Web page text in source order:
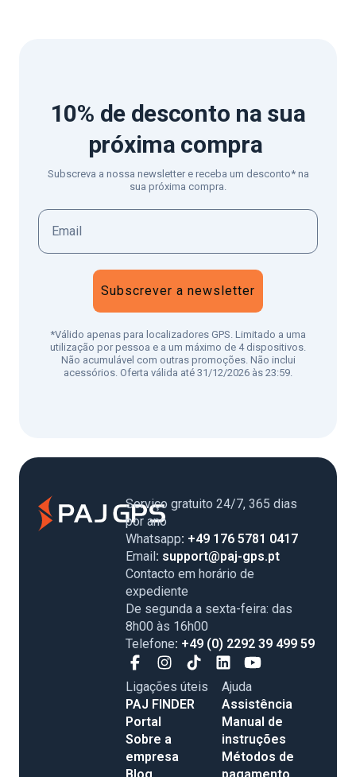
10% de desconto na sua
próxima compra
Subscreva a nossa newsletter e receba um desconto* na
sua próxima compra.
Subscrever a newsletter
*Válido apenas para localizadores GPS. Limitado a uma
utilização por pessoa e a um máximo de 4 dispositivos.
Não acumulável com outras promoções. Não inclui
acessórios. Oferta válida até 31/12/2026 às 23:59.
Serviço gratuito 24/7, 365 dias
por ano
Whatsapp: +49 176 5781 0417
Email: support@paj-gps.pt
Contacto em horário de
expediente
De segunda a sexta-feira: das
8h00 às 16h00
Telefone: +49 (0) 2292 39 499 59
Ligações úteis
PAJ FINDER
Portal
Sobre a
empresa
Ajuda
Assistência
Manual de
instruções
Métodos de